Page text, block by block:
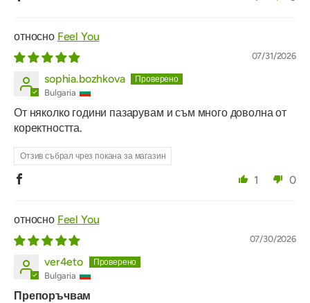
Feel You
07/31/2026
sophia.bozhkova
Bulgaria
От няколко години пазарувам и съм много доволна от
коректността.
Отзив събрал чрез покана за магазин
1 0
Feel You
07/30/2026
ver4eto
Bulgaria
Препоръчвам